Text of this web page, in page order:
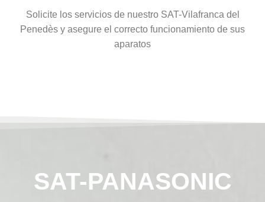
Solicite los servicios de nuestro SAT-Vilafranca del
Penedès y asegure el correcto funcionamiento de sus
aparatos
SAT-PANASONIC